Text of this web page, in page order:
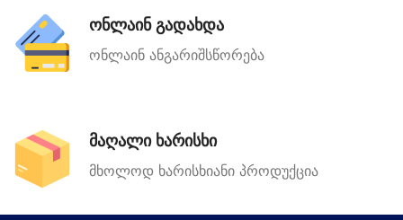
ონლაინ გადახდა
ონლაინ ანგარიშსწორება
მაღალი ხარისხი
მხოლოდ ხარისხიანი პროდუქცია